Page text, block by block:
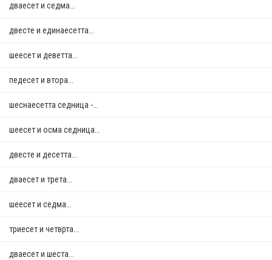
дваесет и седма...
двестe и единаесетта...
шеесет и деветта...
педесет и втора...
шеснаесетта седница -...
шеесет и осма седница...
двестe и десетта...
дваесет и трета...
шеесет и седма...
триесет и четврта...
дваесет и шеста...